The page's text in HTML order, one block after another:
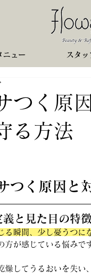
ニュー スタッ
つく原
る方法
つく原因と
と見た目の特徴
る瞬間、少し憂うつに
方が感じている悩みで
燥してうるおいを失い